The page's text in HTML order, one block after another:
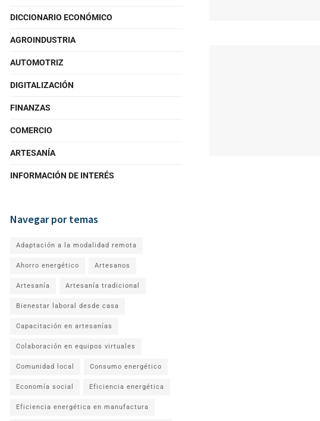
DICCIONARIO ECONÓMICO
AGROINDUSTRIA
AUTOMOTRIZ
DIGITALIZACIÓN
FINANZAS
COMERCIO
ARTESANÍA
INFORMACIÓN DE INTERÉS
Navegar por temas
Adaptación a la modalidad remota
Ahorro energético Artesanos
Artesanía Artesanía tradicional
Bienestar laboral desde casa
Capacitación en artesanías
Colaboración en equipos virtuales
Comunidad local Consumo energético
Economía social Eficiencia energética
Eficiencia energética en manufactura